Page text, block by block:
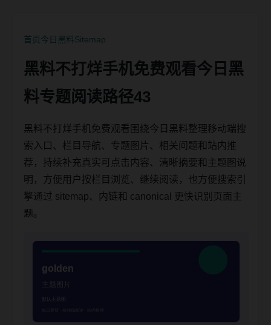
首页今日黑料Sitemap
黑料不打烊手机免费观看今日黑
料专题阅读路径43
黑料不打烊手机免费观看围绕今日黑料整理移动端搜
索入口、栏目导航、专题图片、相关问题和站内推
荐，持续补充真实可点击内容、清晰摘要和主题图说
明，方便用户按栏目浏览、继续阅读，也方便搜索引
擎通过 sitemap、内链和 canonical 更快识别页面主
题。